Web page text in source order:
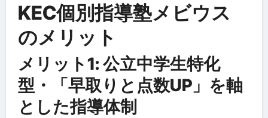
KEC個別指導塾メビウス
のメリット
メリット1: 公立中学生特化
型・「早取りと点数UP」を軸
とした指導体制